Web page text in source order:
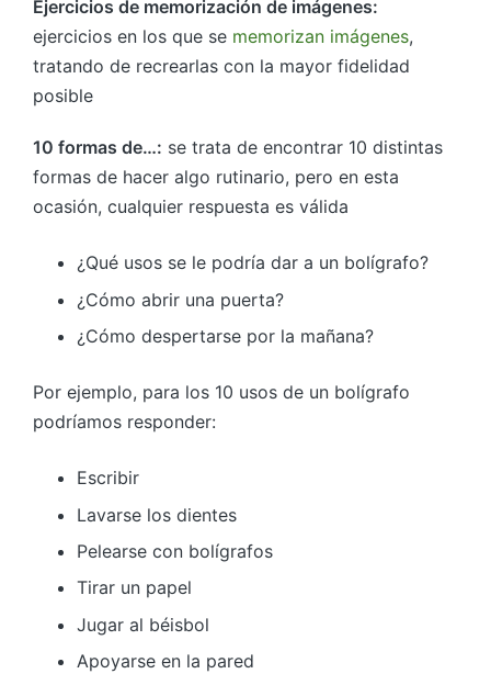
Ejercicios de memorización de imágenes:
ejercicios en los que se memorizan imágenes,
tratando de recrearlas con la mayor fidelidad
posible
10 formas de…: se trata de encontrar 10 distintas
formas de hacer algo rutinario, pero en esta
ocasión, cualquier respuesta es válida
¿Qué usos se le podría dar a un bolígrafo?
¿Cómo abrir una puerta?
¿Cómo despertarse por la mañana?
Por ejemplo, para los 10 usos de un bolígrafo
podríamos responder:
Escribir
Lavarse los dientes
Pelearse con bolígrafos
Tirar un papel
Jugar al béisbol
Apoyarse en la pared